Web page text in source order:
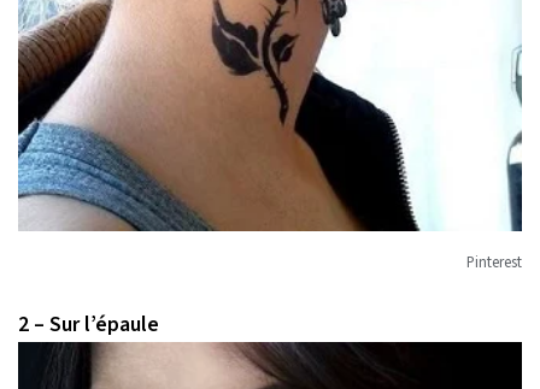
Pinterest
2 – Sur l’épaule